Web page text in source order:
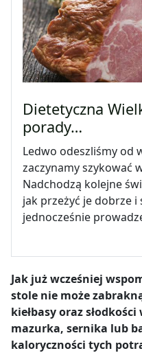
Dietetyczna
porady…
Ledwo odeszliśmy od
zaczynamy szykować
Nadchodzą kolejne
jak przeżyć je dobrze
jednocześnie
Jak już wcześniej
stole nie może
kiełbasy oraz
mazurka, sernika lub
kaloryczności tych